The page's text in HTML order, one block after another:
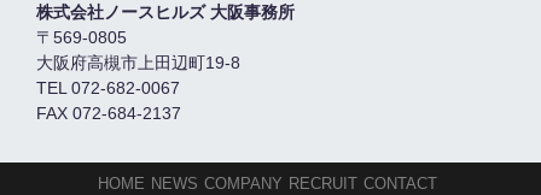
株式会社ノースヒルズ 大阪事務所
〒569-0805
大阪府高槻市上田辺町19-8
TEL 072-682-0067
FAX 072-684-2137
HOME NEWS COMPANY RECRUIT CONTACT